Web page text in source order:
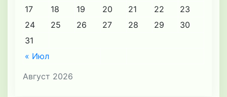
Август 2026
« Июл
17
18 19 20 21 22
23
24
25 26 27 28 29
30
31